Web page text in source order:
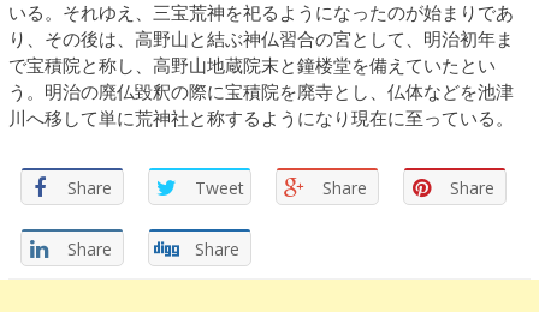
いる。それゆえ、三宝荒神を祀るようになったのが始まりであ
り、その後は、高野山と結ぶ神仏習合の宮として、明治初年ま
で宝積院と称し、高野山地蔵院末と鐘楼堂を備えていたとい
う。明治の廃仏毀釈の際に宝積院を廃寺とし、仏体などを池津
川へ移して単に荒神社と称するようになり現在に至っている。
Share Tweet Share Share
Share Share